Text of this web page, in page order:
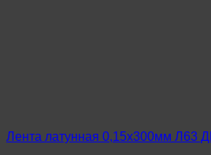
Лента латунная 0,15х300мм Л63